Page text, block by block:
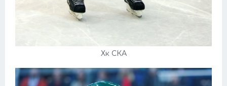
Хк СКА